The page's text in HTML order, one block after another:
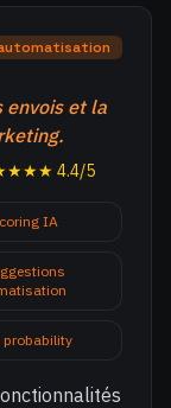
envois et la
4.4/5
IA
probability